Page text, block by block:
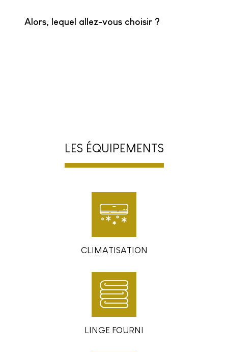
Alors, lequel allez-vous choisir ?
LES ÉQUIPEMENTS
CLIMATISATION
LINGE FOURNI